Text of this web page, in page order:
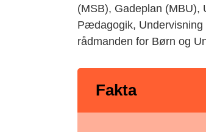
(MSB), Gadeplan (MBU),
Pædagogik,
rådmanden for Børn og
Fakta